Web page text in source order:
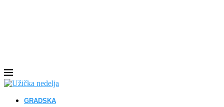
GRADSKA